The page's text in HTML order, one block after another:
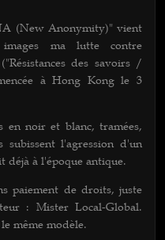
(New Anonymity)" vient
ma lutte contre
des savoirs /
à Hong Kong le 3
en noir et blanc, tramées,
subissent l'agression d'un
déjà à l'époque antique.
paiement de droits, juste
: Mister Local-Global.
même modèle.